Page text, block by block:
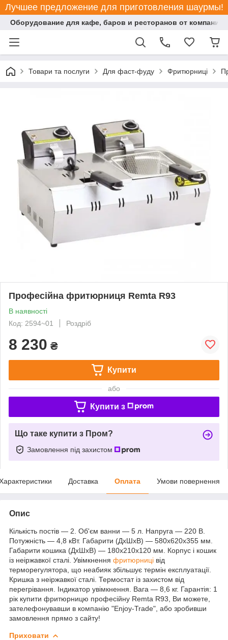
Лучшее предложение для приготовления шаурмы!
Оборудование для кафе, баров и ресторанов от компании
Товари та послуги Для фаст-фуду Фритюрниці
Професійна фритюрниця Remta R93
В наявності
Код: 2594~01
Роздріб
8 230 ₴
Купити
або
Купити з
Що таке купити з Пром?
Замовлення під захистом
Доставка Оплата Умови повернення
Опис
Кількість постів — 2. Об'єм ванни — 5 л. Напруга — 220 В.
Потужність — 4,8 кВт. Габарити (ДхШхВ) — 580x620x355 мм.
Габарити кошика (ДхШхВ) — 180x210x120 мм. Корпус і кошик
із неіржавкої сталі. Увімкнення фритюрниці від
терморегулятора, що неабияк збільшує термін експлуатації.
Кришка з неіржавкої сталі. Термостат із захистом від
перегрівання. Індикатор увімкнення. Вага — 8,6 кг. Гарантія: 1
рік купити фритюрницю професійну Remta R93, Ви можете,
зателефонувавши в компанію "Enjoy-Trade", або зробивши
замовлення прямо з сайту!
Приховати